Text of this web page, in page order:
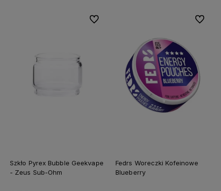
Szkło Pyrex Bubble Geekvape
- Zeus Sub-Ohm
Do ulubionych
Fedrs Woreczki Kofeinowe
Blueberry
Do